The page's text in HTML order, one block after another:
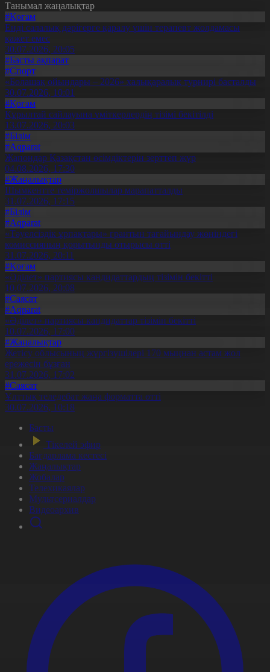
Танымал жаңалықтар
#Қоғам
Енді салалық дәрігерге қаралу үшін терапевт жолдамасы
қажет емес
30.07.2026, 20:05
#Басты ақпарат
#Спорт
«Болашақ ойындары – 2026» халықаралық турнирі басталды
30.07.2026, 10:01
#Қоғам
Құрылтай сайлауына үміткерлердің тізімі бекітілді
13.07.2026, 20:03
#Білім
#Aqparat
Жапондар Қазақстан өсімдіктерін зерттеп жүр
04.08.2026, 17:30
#Жаңалықтар
Шымкентте теміржолшылар марапатталды
31.07.2026, 17:15
#Білім
#Aqparat
«Тәуелсіздік ұрпақтары» грантын тағайындау жөніндегі
комиссияның қорытынды отырысы өтті
31.07.2026, 20:11
#Қоғам
«Әділет» партиясы кандидаттардың тізімін бекітті
10.07.2026, 20:08
#Саясат
#Aqparat
«Әділет» партиясы кандидаттар тізімін бекітті
10.07.2026, 17:00
#Жаңалықтар
Жетісу облысының жүргізушілері 170 мыңнан астам жол
ережесін бұзған
31.07.2026, 17:02
#Саясат
Ұлттық теледебат жаңа форматта өтті
30.07.2026, 10:18
Басты
Тікелей эфир
Бағдарлама кестесі
Жаңалықтар
Жобалар
Телехикаялар
Мультсериалдар
Видеоархив